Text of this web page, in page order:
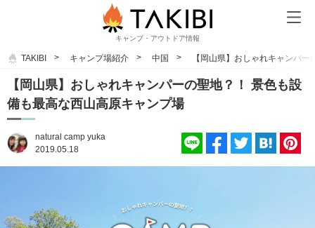
キャンプ・アウトドア情報
TAKIBI キャンプ場紹介 中国 【岡山県】おしゃれキャンパ
【岡山県】おしゃれキャンパーの聖地？！ 景色も設
備も最高な西山高原キャンプ場
natural camp yuka
2019.05.18